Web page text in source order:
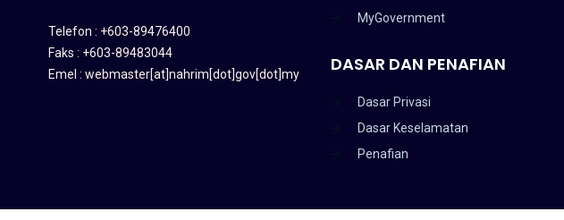
Telefon : +603-89476400
Faks : +603-89483044
Emel : webmaster[at]nahrim[dot]gov[dot]my
MyGovernment
DASAR DAN PENAFIAN
Dasar Privasi
Dasar Keselamatan
Penafian